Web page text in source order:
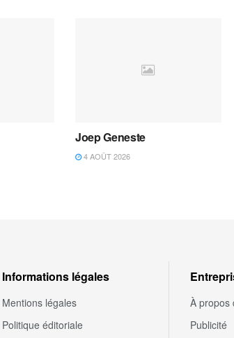
Joep Geneste
4 AOÛT 2026
Informations légales
Mentions légales
Politique éditoriale
À propos
Publicité